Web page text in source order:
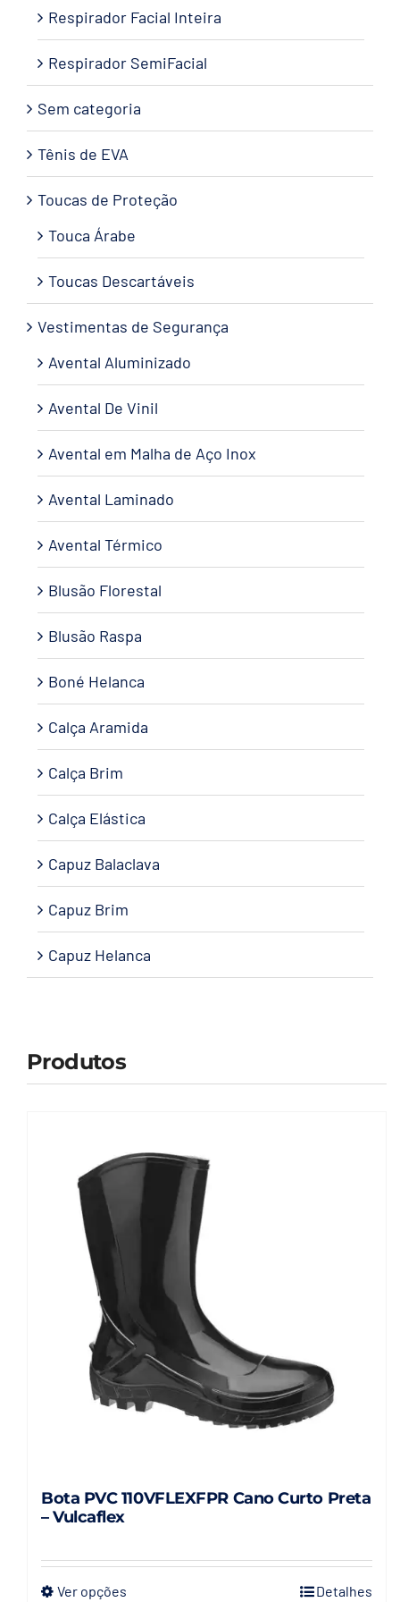
Produtos
Bota PVC 110VFLEXFPR Cano Curto Preta
– Vulcaflex
Ver opçõesEste
Detalhes
Respirador Facial Inteira
Respirador SemiFacial
Sem categoria
Tênis de EVA
Toucas de Proteção
Touca Árabe
Toucas Descartáveis
Vestimentas de Segurança
Avental Aluminizado
Avental De Vinil
Avental em Malha de Aço Inox
Avental Laminado
Avental Térmico
Blusão Florestal
Blusão Raspa
Boné Helanca
Calça Aramida
Calça Brim
Calça Elástica
Capuz Balaclava
Capuz Brim
Capuz Helanca